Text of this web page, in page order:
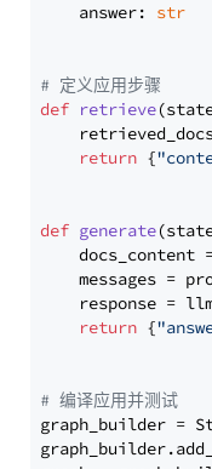
    answer:
str
# 定义应用步骤
def retrieve(
return {
def generate(
docs_content
messages =
response =
return {
# 编译应用并测试
graph_builder =